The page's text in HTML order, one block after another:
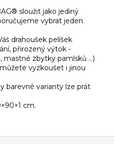
sloužit jako jediný
vybrat jeden
drahoušek pelíšek
přirozený výtok -
mastné zbytky pamlsků ...)
vyzkoušet i jinou
barevné varianty lze prát
cm.